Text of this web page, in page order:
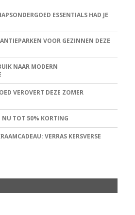
ESSENTIALS HAD JE
VOOR GEZINNEN DEZE
NAAR MODERN
VEROVERT DEZE ZOMER
NU TOT 50% KORTING
VERRAS KERSVERSE